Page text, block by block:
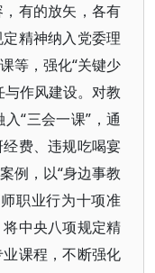
有的放矢，各有
精神纳入党委理
等，强化“关键少
作风建设。对教
“三会一课”，通
费、违规吃喝宴
例，以“身边事教
职业行为十项准
中央八项规定精
课程，不断强化